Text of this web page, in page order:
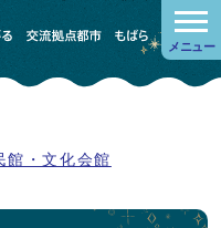
メニュー
館・文化会館